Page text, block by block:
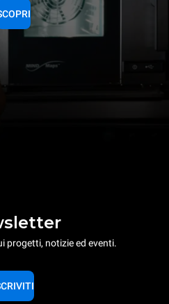
progetti, notizie ed eventi.